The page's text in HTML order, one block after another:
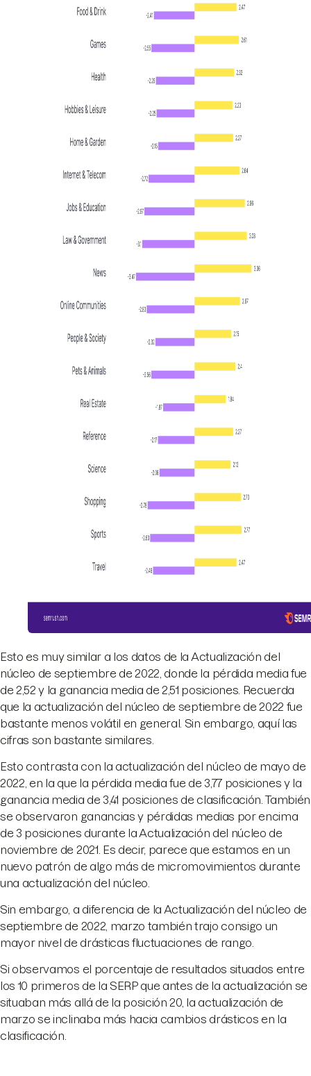
Esto es muy similar a los datos de la Actualización del
núcleo de septiembre de 2022, donde la pérdida media fue
de 2,52 y la ganancia media de 2,51 posiciones. Recuerda
que la actualización del núcleo de septiembre de 2022 fue
bastante menos volátil en general. Sin embargo, aquí las
cifras son bastante similares.
Esto contrasta con la actualización del núcleo de mayo de
2022, en la que la pérdida media fue de 3,77 posiciones y la
ganancia media de 3,41 posiciones de clasificación. También
se observaron ganancias y pérdidas medias por encima
de 3 posiciones durante la Actualización del núcleo de
noviembre de 2021. Es decir, parece que estamos en un
nuevo patrón de algo más de micromovimientos durante
una actualización del núcleo.
Sin embargo, a diferencia de la Actualización del núcleo de
septiembre de 2022, marzo también trajo consigo un
mayor nivel de drásticas fluctuaciones de rango.
Si observamos el porcentaje de resultados situados entre
los 10 primeros de la SERP que antes de la actualización se
situaban más allá de la posición 20, la actualización de
marzo se inclinaba más hacia cambios drásticos en la
clasificación.